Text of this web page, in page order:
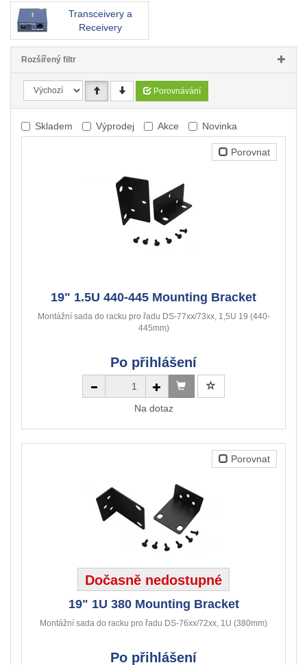
Transceivery a
Receivery
Rozšířený filtr
Porovnávání
Skladem Výprodej Akce Novinka
Porovnat
19" 1.5U 440-445 Mounting Bracket
Montážní sada do racku pro řadu DS-77xx/73xx, 1,5U 19 (440-
445mm)
Po přihlášení
Na dotaz
Porovnat
Dočasně nedostupné
19" 1U 380 Mounting Bracket
Montážní sada do racku pro řadu DS-76xx/72xx, 1U (380mm)
Po přihlášení